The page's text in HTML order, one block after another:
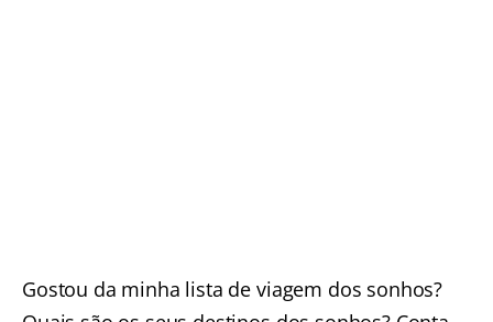
Gostou da minha lista de viagem dos sonhos?